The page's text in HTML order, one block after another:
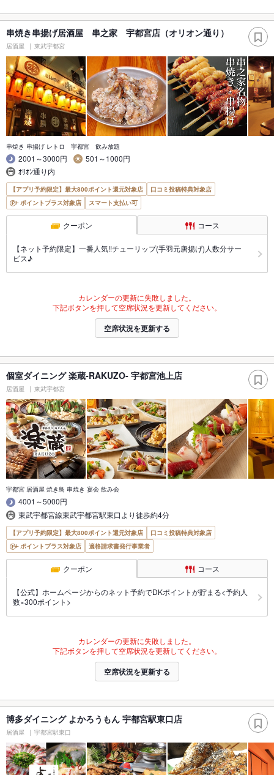
串焼き串揚げ居酒屋 串之家 宇都宮店（オリオン通り）
居酒屋 東武宇都宮
串焼き 串揚げ レトロ 宇都宮 飲み放題
2001～3000円
501～1000円
ｵﾘｵﾝ通り内
【アプリ予約限定】最大800ポイント還元対象店
口コミ投稿特典対象店
ポイントプラス対象店
スマート支払い可
クーポン コース
【ネット予約限定】一番人気!!チューリップ(手羽元唐揚げ)人数分サー
ビス♪
カレンダーの更新に失敗しました。
下記ボタンを押して空席状況を更新してください。
空席状況を更新する
個室ダイニング 楽蔵‐RAKUZO‐ 宇都宮池上店
居酒屋 東武宇都宮
宇都宮 居酒屋 焼き鳥 串焼き 宴会 飲み会
4001～5000円
東武宇都宮線東武宇都宮駅東口より徒歩約4分
【アプリ予約限定】最大800ポイント還元対象店
口コミ投稿特典対象店
ポイントプラス対象店
適格請求書発行事業者
クーポン コース
【公式】ホームページからのネット予約でDKポイントが貯まる<予約人
数×300ポイント>
カレンダーの更新に失敗しました。
下記ボタンを押して空席状況を更新してください。
空席状況を更新する
博多ダイニング よかろうもん 宇都宮駅東口店
居酒屋 宇都宮駅東口